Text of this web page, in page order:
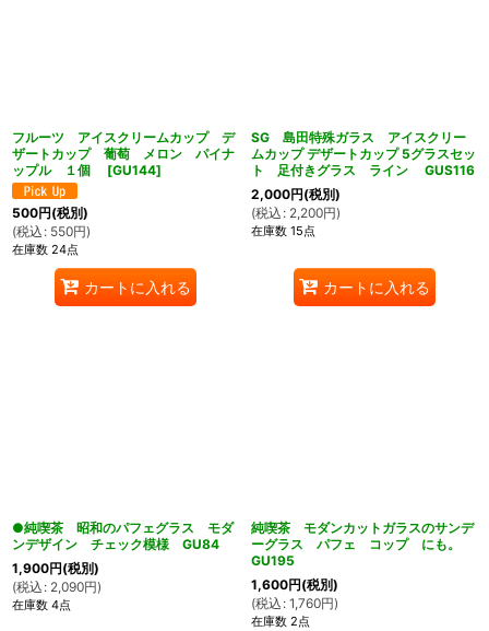
フルーツ アイスクリームカップ デ
ザートカップ 葡萄 メロン パイナ
ップル １個 [GU144]
500円(税別)
(税込 : 550円)
在庫数 24点
カートに入れる
SG 島田特殊ガラス アイスクリー
ムカップ デザートカップ 5グラスセッ
ト 足付きグラス ライン GUS116
2,000円(税別)
(税込 : 2,200円)
在庫数 15点
カートに入れる
●純喫茶 昭和のパフェグラス モダ
ンデザイン チェック模様 GU84
1,900円(税別)
(税込 : 2,090円)
在庫数 4点
純喫茶 モダンカットガラスのサンデ
ーグラス パフェ コップ にも。
GU195
1,600円(税別)
(税込 : 1,760円)
在庫数 2点